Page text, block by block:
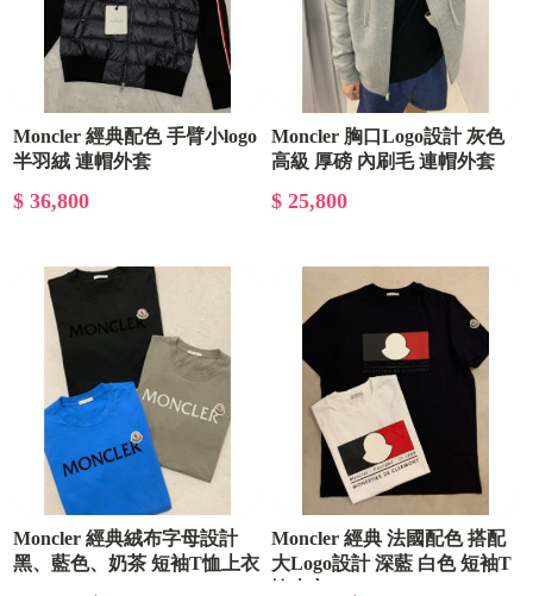
Moncler 經典配色 手臂小logo
半羽絨 連帽外套
$ 36,800
Moncler 胸口Logo設計 灰色
高級 厚磅 內刷毛 連帽外套
$ 25,800
Moncler 經典絨布字母設計
黑、藍色、奶茶 短袖T恤上衣
Moncler 經典 法國配色 搭配
大Logo設計 深藍 白色 短袖T